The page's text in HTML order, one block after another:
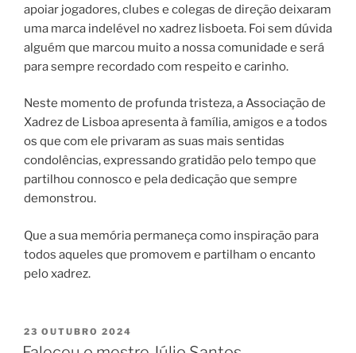
apoiar jogadores, clubes e colegas de direção deixaram
uma marca indelével no xadrez lisboeta. Foi sem dúvida
alguém que marcou muito a nossa comunidade e será
para sempre recordado com respeito e carinho.
Neste momento de profunda tristeza, a Associação de
Xadrez de Lisboa apresenta à família, amigos e a todos
os que com ele privaram as suas mais sentidas
condolências, expressando gratidão pelo tempo que
partilhou connosco e pela dedicação que sempre
demonstrou.
Que a sua memória permaneça como inspiração para
todos aqueles que promovem e partilham o encanto
pelo xadrez.
PUBLICADO
EM
23 OUTUBRO 2024